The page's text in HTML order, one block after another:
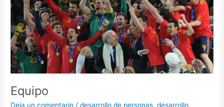
Equipo
Deja un comentario /desarrollo de personas,desarrollo